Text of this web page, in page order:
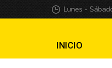
Lunes -
INICIO